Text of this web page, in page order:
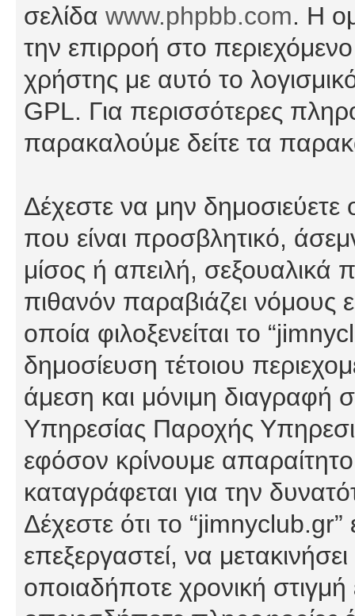
σελίδα www.phpbb.com. Η
την επιρροή στο
χρήστης με αυτό το
GPL. Για περισσότερες
παρακαλούμε δείτε τα
Δέχεστε να μην
που είναι προσβλητικό,
μίσος ή απειλή, σεξουαλικά
πιθανόν παραβιάζει νόμους
οποία φιλοξενείται το
δημοσίευση τέτοιου
άμεση και μόνιμη διαγραφή
Υπηρεσίας Παροχής
εφόσον κρίνουμε
καταγράφεται για την
Δέχεστε ότι το
επεξεργαστεί, να
οποιαδήποτε χρονική στιγμή